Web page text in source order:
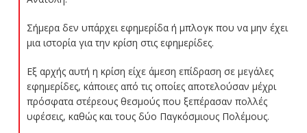
Σήμερα δεν υπάρχει εφημερίδα ή μπλογκ που να μην έχει
μια ιστορία για την κρίση στις εφημερίδες.
Εξ αρχής αυτή η κρίση είχε άμεση επίδραση σε μεγάλες
εφημερίδες, κάποιες από τις οποίες αποτελούσαν μέχρι
πρόσφατα στέρεους θεσμούς που ξεπέρασαν πολλές
υφέσεις, καθώς και τους δύο Παγκόσμιους Πολέμους.